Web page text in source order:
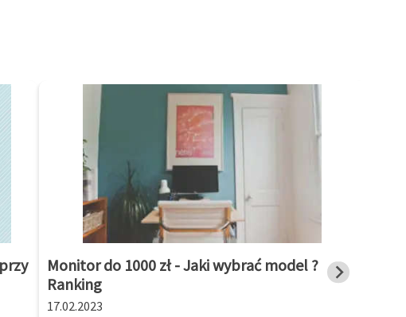
Monitor do 1000 zł - Jaki wybrać model ?
Ranking
17.02.2023